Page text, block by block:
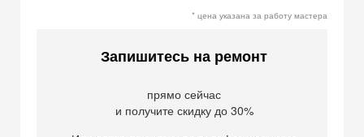
* цена указана за работу мастера
Запишитесь на ремонт
прямо сейчас
и получите скидку до 30%